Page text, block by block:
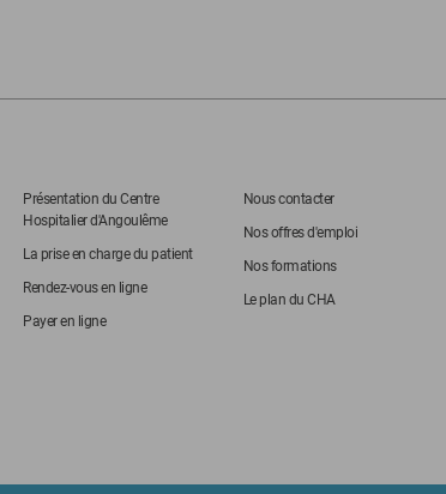
Présentation du Centre
Hospitalier d'Angoulême
La prise en charge du patient
Rendez-vous en ligne
Payer en ligne
Nous contacter
Nos offres d'emploi
Nos formations
Le plan du CHA